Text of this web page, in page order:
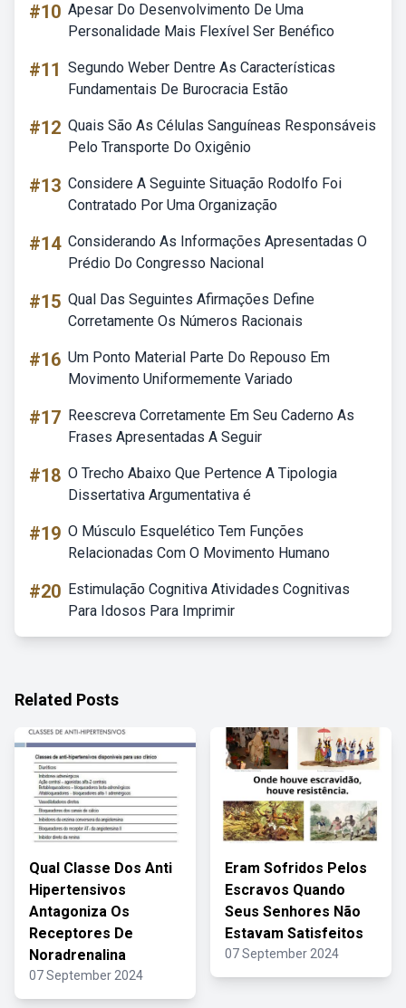
#10 Apesar Do Desenvolvimento De Uma
Personalidade Mais Flexível Ser Benéfico
#11 Segundo Weber Dentre As Características
Fundamentais De Burocracia Estão
#12 Quais São As Células Sanguíneas Responsáveis
Pelo Transporte Do Oxigênio
#13 Considere A Seguinte Situação Rodolfo Foi
Contratado Por Uma Organização
#14 Considerando As Informações Apresentadas O
Prédio Do Congresso Nacional
#15 Qual Das Seguintes Afirmações Define
Corretamente Os Números Racionais
#16 Um Ponto Material Parte Do Repouso Em
Movimento Uniformemente Variado
#17 Reescreva Corretamente Em Seu Caderno As
Frases Apresentadas A Seguir
#18 O Trecho Abaixo Que Pertence A Tipologia
Dissertativa Argumentativa é
#19 O Músculo Esquelético Tem Funções
Relacionadas Com O Movimento Humano
#20 Estimulação Cognitiva Atividades Cognitivas
Para Idosos Para Imprimir
Related Posts
Qual Classe Dos Anti
Hipertensivos
Antagoniza Os
Receptores De
Noradrenalina
07 September 2024
Eram Sofridos Pelos
Escravos Quando
Seus Senhores Não
Estavam Satisfeitos
07 September 2024